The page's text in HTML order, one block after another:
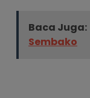
Baca Juga:
Sembako